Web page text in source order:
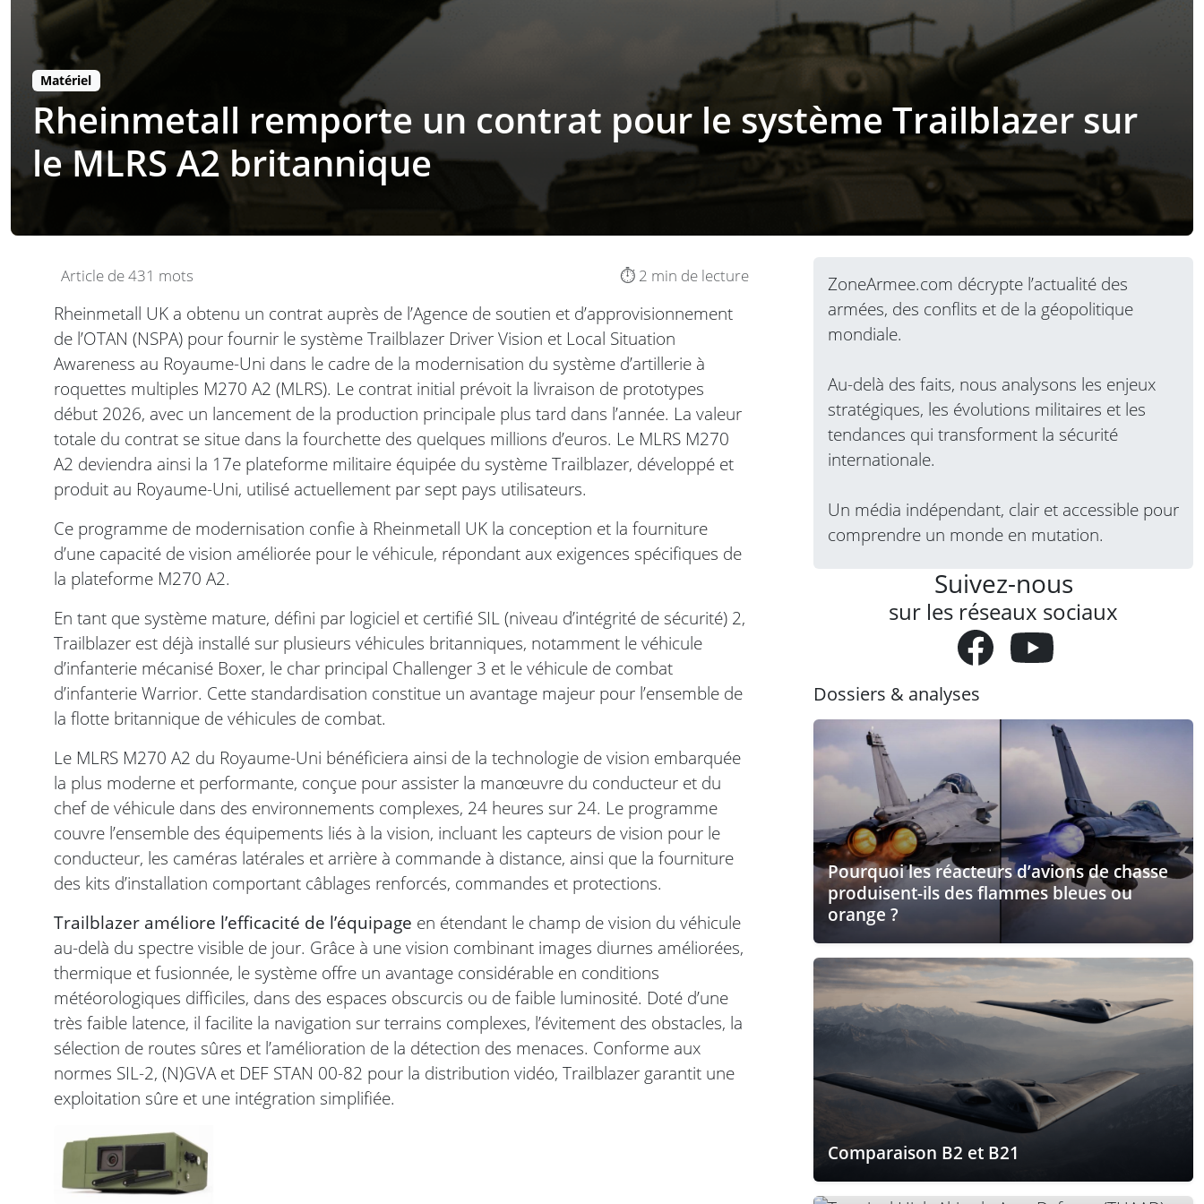
Matériel
Rheinmetall remporte un contrat pour le système Trailblazer sur
le MLRS A2 britannique
Article de 431 mots ⏱️ 2 min de lecture
Rheinmetall UK a obtenu un contrat auprès de l’Agence de soutien et d’approvisionnement
de l’OTAN (NSPA) pour fournir le système Trailblazer Driver Vision et Local Situation
Awareness au Royaume-Uni dans le cadre de la modernisation du système d’artillerie à
roquettes multiples M270 A2 (MLRS). Le contrat initial prévoit la livraison de prototypes
début 2026, avec un lancement de la production principale plus tard dans l’année. La valeur
totale du contrat se situe dans la fourchette des quelques millions d’euros. Le MLRS M270
A2 deviendra ainsi la 17e plateforme militaire équipée du système Trailblazer, développé et
produit au Royaume-Uni, utilisé actuellement par sept pays utilisateurs.
Ce programme de modernisation confie à Rheinmetall UK la conception et la fourniture
d’une capacité de vision améliorée pour le véhicule, répondant aux exigences spécifiques de
la plateforme M270 A2.
En tant que système mature, défini par logiciel et certifié SIL (niveau d’intégrité de sécurité) 2,
Trailblazer est déjà installé sur plusieurs véhicules britanniques, notamment le véhicule
d’infanterie mécanisé Boxer, le char principal Challenger 3 et le véhicule de combat
d’infanterie Warrior. Cette standardisation constitue un avantage majeur pour l’ensemble de
la flotte britannique de véhicules de combat.
Le MLRS M270 A2 du Royaume-Uni bénéficiera ainsi de la technologie de vision embarquée
la plus moderne et performante, conçue pour assister la manœuvre du conducteur et du
chef de véhicule dans des environnements complexes, 24 heures sur 24. Le programme
couvre l’ensemble des équipements liés à la vision, incluant les capteurs de vision pour le
conducteur, les caméras latérales et arrière à commande à distance, ainsi que la fourniture
des kits d’installation comportant câblages renforcés, commandes et protections.
Trailblazer améliore l’efficacité de l’équipage en étendant le champ de vision du véhicule
au-delà du spectre visible de jour. Grâce à une vision combinant images diurnes améliorées,
thermique et fusionnée, le système offre un avantage considérable en conditions
météorologiques difficiles, dans des espaces obscurcis ou de faible luminosité. Doté d’une
très faible latence, il facilite la navigation sur terrains complexes, l’évitement des obstacles, la
sélection de routes sûres et l’amélioration de la détection des menaces. Conforme aux
normes SIL-2, (N)GVA et DEF STAN 00-82 pour la distribution vidéo, Trailblazer garantit une
exploitation sûre et une intégration simplifiée.
ZoneArmee.com décrypte l’actualité des
armées, des conflits et de la géopolitique
mondiale.
Au-delà des faits, nous analysons les enjeux
stratégiques, les évolutions militaires et les
tendances qui transforment la sécurité
internationale.
Un média indépendant, clair et accessible pour
comprendre un monde en mutation.
Suivez-nous
sur les réseaux sociaux
Dossiers & analyses
Pourquoi les réacteurs d’avions de chasse
produisent-ils des flammes bleues ou
orange ?
Comparaison B2 et B21